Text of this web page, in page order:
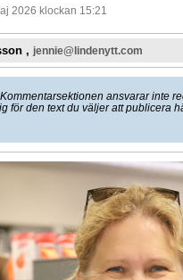
2026 klockan 15:21
, jennie@lindenytt.com
Kommentarsektionen ansvarar inte
för den text du väljer att publicera